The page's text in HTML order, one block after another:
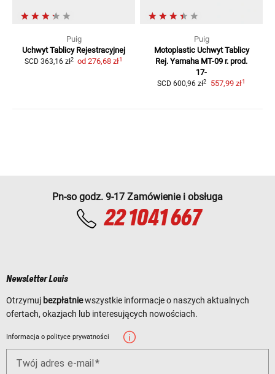
Puig
Uchwyt Tablicy Rejestracyjnej
SCD 363,16 zł2 od 276,68 zł1
Puig
Motoplastic Uchwyt Tablicy
Rej. Yamaha MT-09 r. prod.
17-
SCD 600,96 zł2 557,99 zł1
Pn-so godz. 9-17 Zamówienie i obsługa
22 1041 667
Newsletter Louis
Otrzymuj bezpłatniewszystkie informacje o naszych aktualnych
ofertach, okazjach lub interesujących nowościach.
Informacja o polityce prywatności
Twój adres e-mail